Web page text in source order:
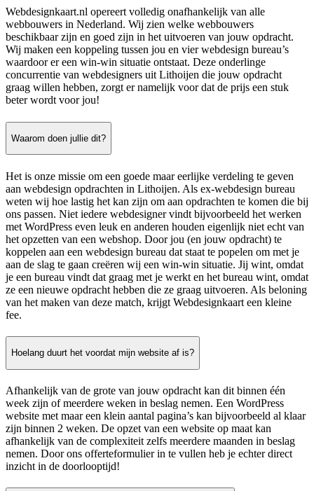
Webdesignkaart.nl opereert volledig onafhankelijk van alle
webbouwers in Nederland. Wij zien welke webbouwers
beschikbaar zijn en goed zijn in het uitvoeren van jouw opdracht.
Wij maken een koppeling tussen jou en vier webdesign bureau’s
waardoor er een win-win situatie ontstaat. Deze onderlinge
concurrentie van webdesigners uit Lithoijen die jouw opdracht
graag willen hebben, zorgt er namelijk voor dat de prijs een stuk
beter wordt voor jou!
Waarom doen jullie dit?
Het is onze missie om een goede maar eerlijke verdeling te geven
aan webdesign opdrachten in Lithoijen. Als ex-webdesign bureau
weten wij hoe lastig het kan zijn om aan opdrachten te komen die bij
ons passen. Niet iedere webdesigner vindt bijvoorbeeld het werken
met WordPress even leuk en anderen houden eigenlijk niet echt van
het opzetten van een webshop. Door jou (en jouw opdracht) te
koppelen aan een webdesign bureau dat staat te popelen om met je
aan de slag te gaan creëren wij een win-win situatie. Jij wint, omdat
je een bureau vindt dat graag met je werkt en het bureau wint, omdat
ze een nieuwe opdracht hebben die ze graag uitvoeren. Als beloning
van het maken van deze match, krijgt Webdesignkaart een kleine
fee.
Hoelang duurt het voordat mijn website af is?
Afhankelijk van de grote van jouw opdracht kan dit binnen één
week zijn of meerdere weken in beslag nemen. Een WordPress
website met maar een klein aantal pagina’s kan bijvoorbeeld al klaar
zijn binnen 2 weken. De opzet van een website op maat kan
afhankelijk van de complexiteit zelfs meerdere maanden in beslag
nemen. Door ons offerteformulier in te vullen heb je echter direct
inzicht in de doorlooptijd!